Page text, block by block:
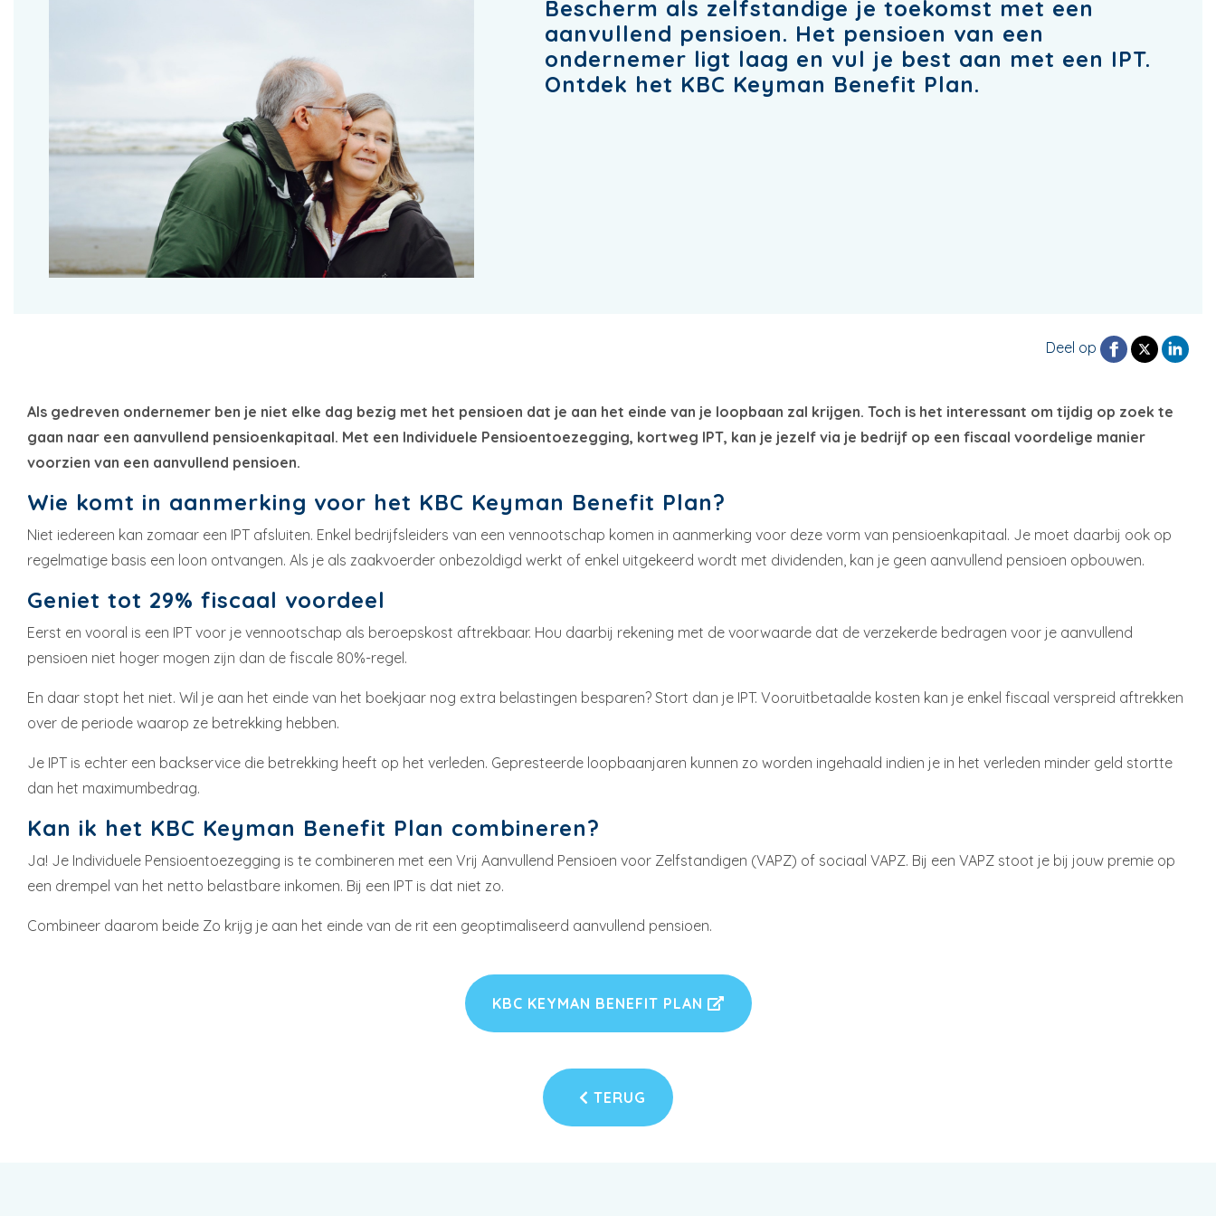
Bescherm als zelfstandige je toekomst met een
aanvullend pensioen. Het pensioen van een
ondernemer ligt laag en vul je best aan met een IPT.
Ontdek het KBC Keyman Benefit Plan.
Deel op
Als gedreven ondernemer ben je niet elke dag bezig met het pensioen dat je aan het einde van je loopbaan zal krijgen. Toch is het interessant om tijdig op zoek te
gaan naar een aanvullend pensioenkapitaal. Met een Individuele Pensioentoezegging, kortweg IPT, kan je jezelf via je bedrijf op een fiscaal voordelige manier
voorzien van een aanvullend pensioen.
Wie komt in aanmerking voor het KBC Keyman Benefit Plan?
Niet iedereen kan zomaar een IPT afsluiten. Enkel bedrijfsleiders van een vennootschap komen in aanmerking voor deze vorm van pensioenkapitaal. Je moet daarbij ook op
regelmatige basis een loon ontvangen. Als je als zaakvoerder onbezoldigd werkt of enkel uitgekeerd wordt met dividenden, kan je geen aanvullend pensioen opbouwen.
Geniet tot 29% fiscaal voordeel
Eerst en vooral is een IPT voor je vennootschap als beroepskost aftrekbaar. Hou daarbij rekening met de voorwaarde dat de verzekerde bedragen voor je aanvullend
pensioen niet hoger mogen zijn dan de fiscale 80%-regel.
En daar stopt het niet. Wil je aan het einde van het boekjaar nog extra belastingen besparen? Stort dan je IPT. Vooruitbetaalde kosten kan je enkel fiscaal verspreid aftrekken
over de periode waarop ze betrekking hebben.
Je IPT is echter een backservice die betrekking heeft op het verleden. Gepresteerde loopbaanjaren kunnen zo worden ingehaald indien je in het verleden minder geld stortte
dan het maximumbedrag.
Kan ik het KBC Keyman Benefit Plan combineren?
Ja! Je Individuele Pensioentoezegging is te combineren met een Vrij Aanvullend Pensioen voor Zelfstandigen (VAPZ) of sociaal VAPZ. Bij een VAPZ stoot je bij jouw premie op
een drempel van het netto belastbare inkomen. Bij een IPT is dat niet zo.
Combineer daarom beide Zo krijg je aan het einde van de rit een geoptimaliseerd aanvullend pensioen.
KBC KEYMAN BENEFIT PLAN
TERUG